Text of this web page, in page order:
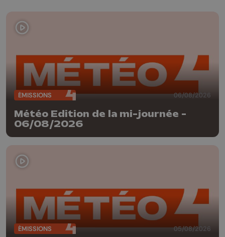
ÉMISSIONS 06/08/2026
Météo Edition de la mi-journée -
06/08/2026
ÉMISSIONS 05/08/2026